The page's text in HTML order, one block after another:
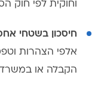
וחוקית לפי חוק
חיסכון בשטחי
אלפי הצהרות
הקבלה או